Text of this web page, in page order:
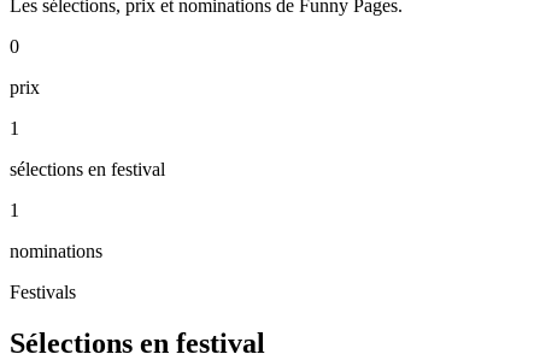
Les sélections, prix et nominations de Funny Pages.
0
prix
1
sélections en festival
1
nominations
Festivals
Sélections en festival